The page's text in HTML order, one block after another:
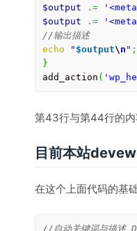
$output
.=
$output
.=
//输出描述
echo
" $output\n " ;
}
add_action (
第43行与第44行的内
目前本站
在这个上面代码的基
//自动关键词与描述